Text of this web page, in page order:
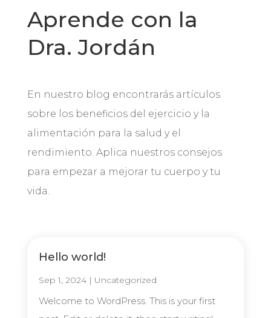
Aprende con la
Dra. Jordán
En nuestro blog encontrarás artículos
sobre los beneficios del ejercicio y la
alimentación para la salud y el
rendimiento. Aplica nuestros consejos
para empezar a mejorar tu cuerpo y tu
vida.
Hello world!
Sep 1, 2024| Uncategorized
Welcome to WordPress. This is your first